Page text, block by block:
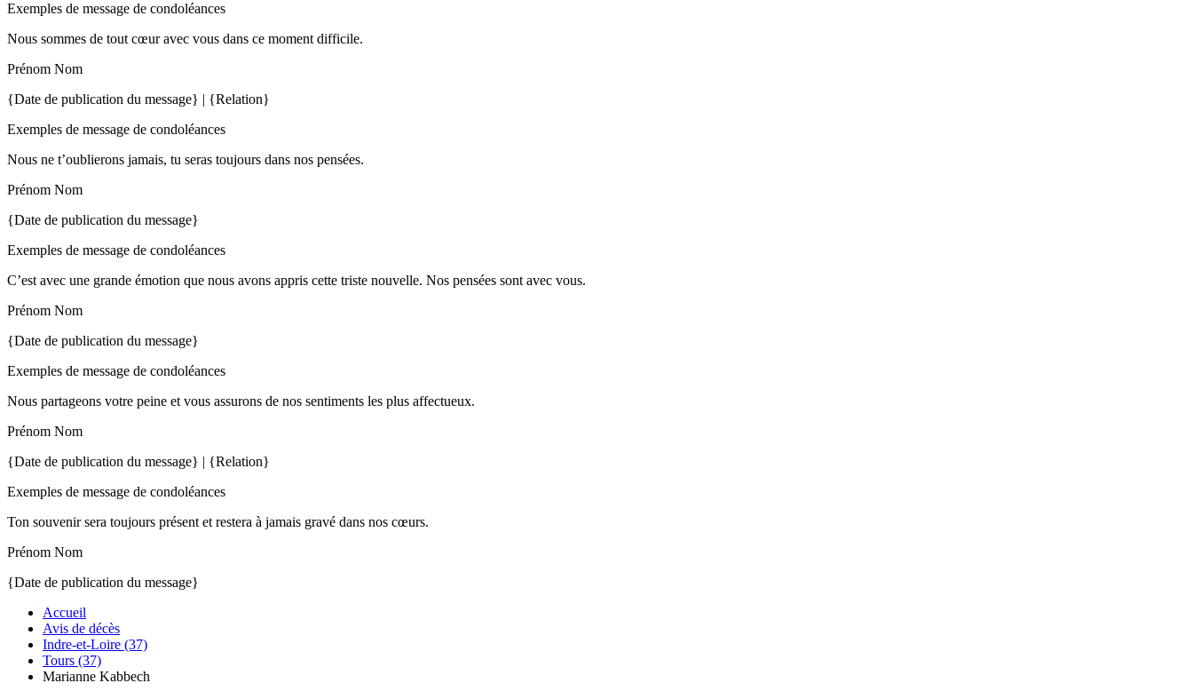
Exemples de message de condoléances
Nous sommes de tout cœur avec vous dans ce moment difficile.
Prénom Nom
{Date de publication du message} | {Relation}
Exemples de message de condoléances
Nous ne t’oublierons jamais, tu seras toujours dans nos pensées.
Prénom Nom
{Date de publication du message}
Exemples de message de condoléances
C’est avec une grande émotion que nous avons appris cette triste nouvelle. Nos pensées sont avec vous.
Prénom Nom
{Date de publication du message}
Exemples de message de condoléances
Nous partageons votre peine et vous assurons de nos sentiments les plus affectueux.
Prénom Nom
{Date de publication du message} | {Relation}
Exemples de message de condoléances
Ton souvenir sera toujours présent et restera à jamais gravé dans nos cœurs.
Prénom Nom
{Date de publication du message}
Accueil
Avis de décès
Indre-et-Loire (37)
Tours (37)
Marianne Kabbech